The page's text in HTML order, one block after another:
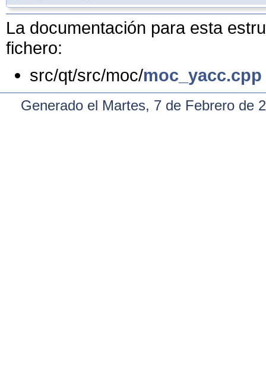
La documentación para esta
fichero:
src/qt/src/moc/moc_yacc.cpp
Generado el Martes, 7 de Febrero de